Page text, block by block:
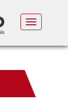
MENU